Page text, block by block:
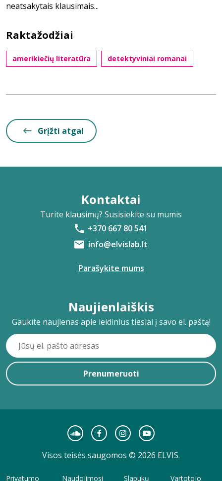
neatsakytais klausimais...
Raktažodžiai
amerikiečių literatūra detektyviniai romanai
Grįžti atgal
Kontaktai
Turite klausimų? Susisiekite su mumis
+370 667 80 541
info@elvislab.lt
Parašykite mums
Naujienlaiškis
Gaukite naujienas apie leidinius tiesiai į savo el. paštą!
Prenumeruoti
Visos teisės saugomos © 2026 ELVIS.
Privatumo Naudojimosi Slapukų Vartotojo